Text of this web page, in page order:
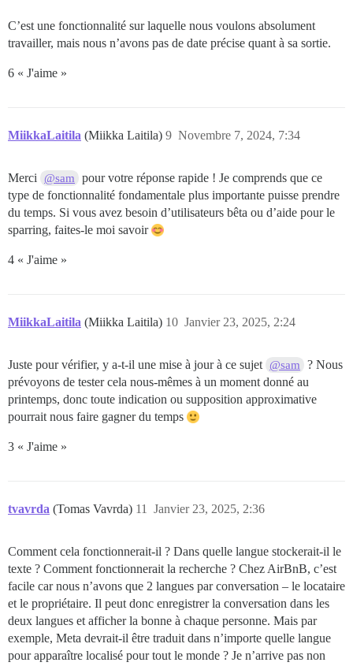
C’est une fonctionnalité sur laquelle nous voulons absolument
travailler, mais nous n’avons pas de date précise quant à sa sortie.
6 « J'aime »
MiikkaLaitila (Miikka Laitila) Novembre 7, 2024, 7:34
9
Merci @sam
pour votre réponse rapide ! Je comprends que ce
type de fonctionnalité fondamentale plus importante puisse prendre
du temps. Si vous avez besoin d’utilisateurs bêta ou d’aide pour le
sparring, faites-le moi savoir
4 « J'aime »
MiikkaLaitila (Miikka Laitila) Janvier 23, 2025, 2:24
10
Juste pour vérifier, y a-t-il une mise à jour à ce sujet @sam
? Nous
prévoyons de tester cela nous-mêmes à un moment donné au
printemps, donc toute indication ou supposition approximative
pourrait nous faire gagner du temps
3 « J'aime »
tvavrda (Tomas Vavrda) Janvier 23, 2025, 2:36
11
Comment cela fonctionnerait-il ? Dans quelle langue stockerait-il le
texte ? Comment fonctionnerait la recherche ? Chez AirBnB, c’est
facile car nous n’avons que 2 langues par conversation – le locataire
et le propriétaire. Il peut donc enregistrer la conversation dans les
deux langues et afficher la bonne à chaque personne. Mais par
exemple, Meta devrait-il être traduit dans n’importe quelle langue
pour apparaître localisé pour tout le monde ? Je n’arrive pas non